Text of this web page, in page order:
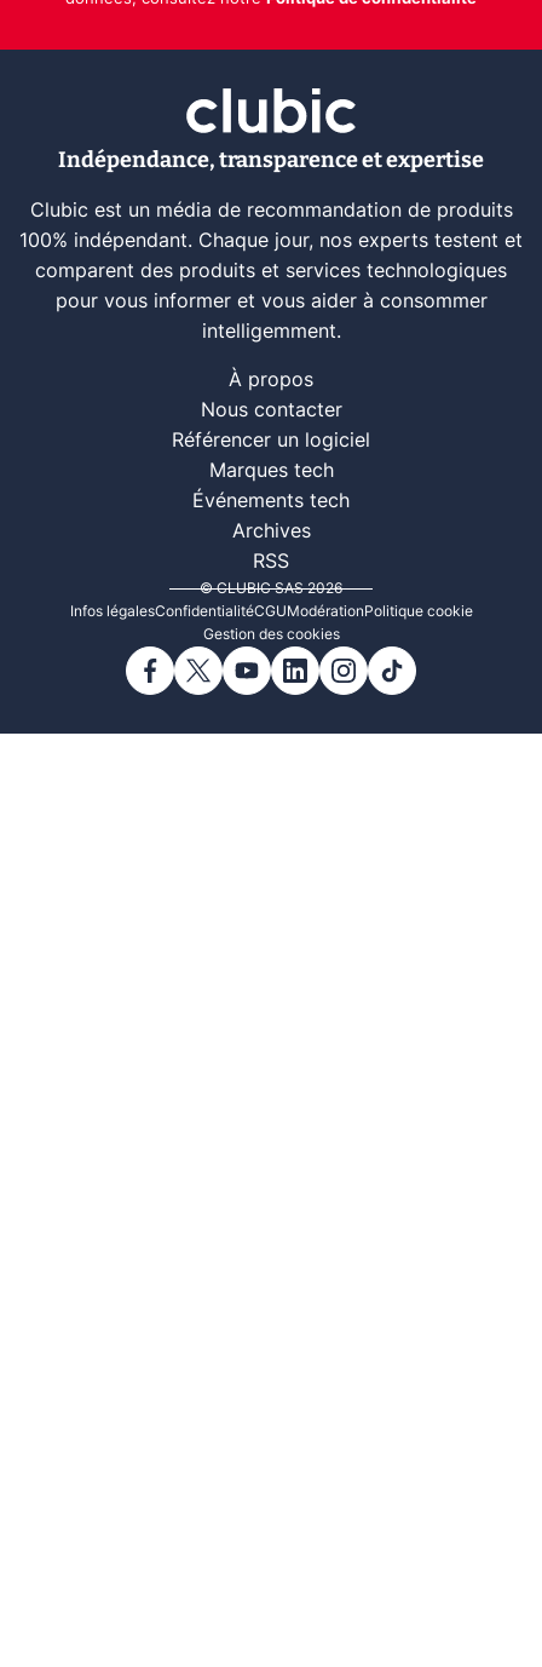
Indépendance, transparence et expertise
Clubic est un média de recommandation de produits
100% indépendant. Chaque jour, nos experts testent et
comparent des produits et services technologiques
pour vous informer et vous aider à consommer
intelligemment.
À propos
Nous contacter
Référencer un logiciel
Marques tech
Événements tech
Archives
RSS
© CLUBIC SAS 2026
Infos légalesConfidentialitéCGUModérationPolitique cookie
Gestion des cookies